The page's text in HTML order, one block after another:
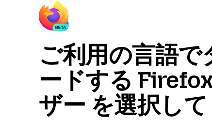
ご利用の言語で
ードする
ザー を選択し